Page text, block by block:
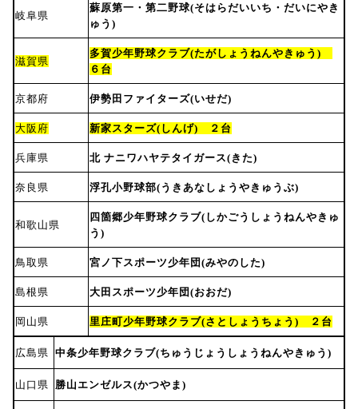
岐阜県
蘇原第一・第二野球(そはらだいいち・だいにやき
ゅう)
滋賀県
多賀少年野球クラブ(たがしょうねんやきゅう)
６台
京都府 伊勢田ファイターズ(いせだ)
大阪府 新家スターズ(しんげ) ２台
兵庫県 北 ナニワハヤテタイガース(きた)
奈良県 浮孔小野球部(うきあなしょうやきゅうぶ)
和歌山県
四箇郷少年野球クラブ(しかごうしょうねんやきゅ
う)
鳥取県 宮ノ下スポーツ少年団(みやのした)
島根県 大田スポーツ少年団(おおだ)
岡山県 里庄町少年野球クラブ(さとしょうちょう) ２台
広島県 中条少年野球クラブ(ちゅうじょうしょうねんやきゅう)
山口県 勝山エンゼルス(かつやま)